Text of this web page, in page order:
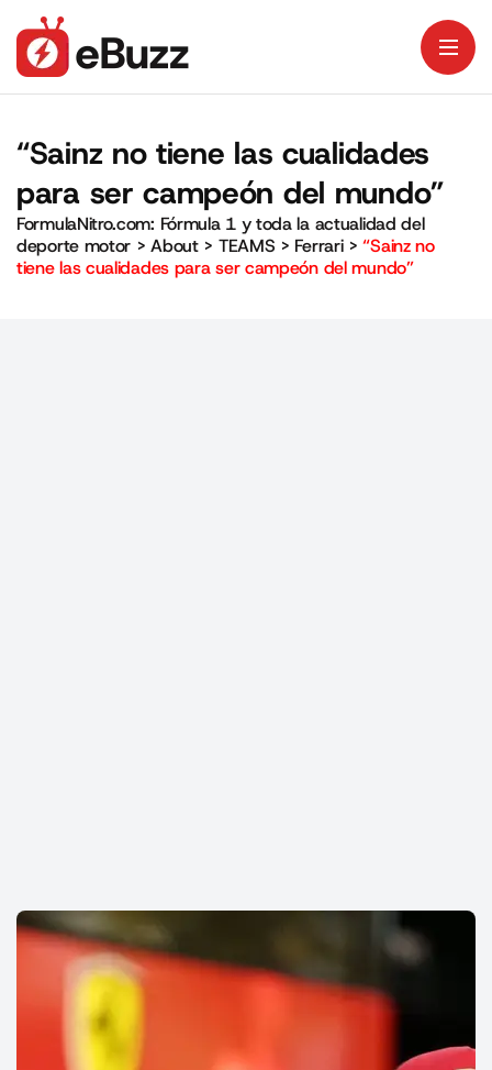
“Sainz no tiene las cualidades
para ser campeón del mundo”
FormulaNitro.com: Fórmula 1 y toda la actualidad del
deporte motor >About> TEAMS > Ferrari>“Sainz no
tiene las cualidades para ser campeón del mundo”